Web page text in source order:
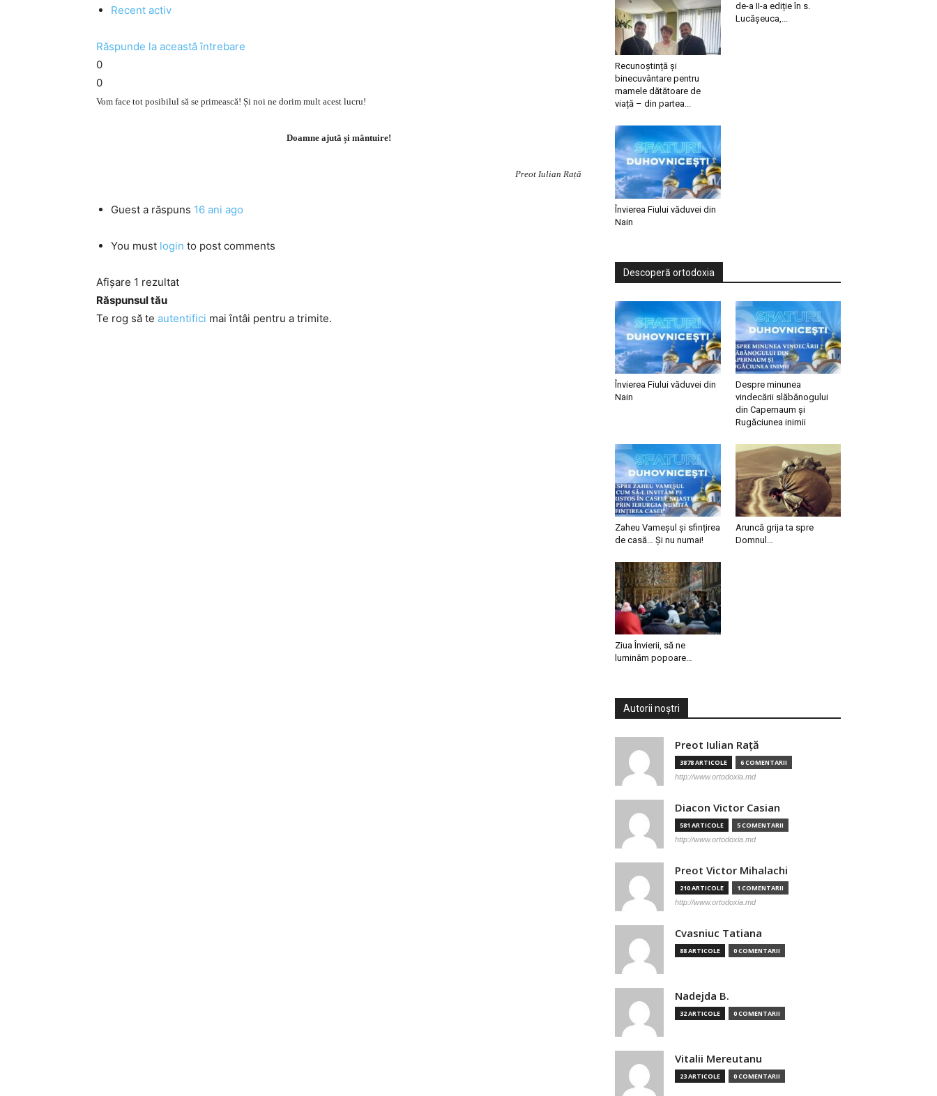
Recent activ
Răspunde la această întrebare
0
0
Vom face tot posibilul să se primească! Și noi ne dorim mult acest lucru!
Doamne ajută și mântuire!
Preot Iulian Rață
Guest a răspuns 16 ani ago
You must login to post comments
Afișare 1 rezultat
Răspunsul tău
Te rog să te autentifici mai întâi pentru a trimite.
Recunoștință și
binecuvântare pentru
mamele dătătoare de
viață – din partea...
de-a II-a ediție în s.
Lucășeuca,...
Învierea Fiului văduvei din
Nain
Descoperă ortodoxia
Învierea Fiului văduvei din
Nain
Despre minunea
vindecării slăbănogului
din Capernaum și
Rugăciunea inimii
Zaheu Vameșul și sfințirea
de casă… Și nu numai!
Aruncă grija ta spre
Domnul…
Ziua Învierii, să ne
luminăm popoare…
Autorii noștri
Preot Iulian Raţă
3878 ARTICOLE 6 COMENTARII
http://www.ortodoxia.md
Diacon Victor Casian
581 ARTICOLE 5 COMENTARII
http://www.ortodoxia.md
Preot Victor Mihalachi
210 ARTICOLE 1 COMENTARII
http://www.ortodoxia.md
Cvasniuc Tatiana
88 ARTICOLE 0 COMENTARII
Nadejda B.
32 ARTICOLE 0 COMENTARII
Vitalii Mereutanu
23 ARTICOLE 0 COMENTARII